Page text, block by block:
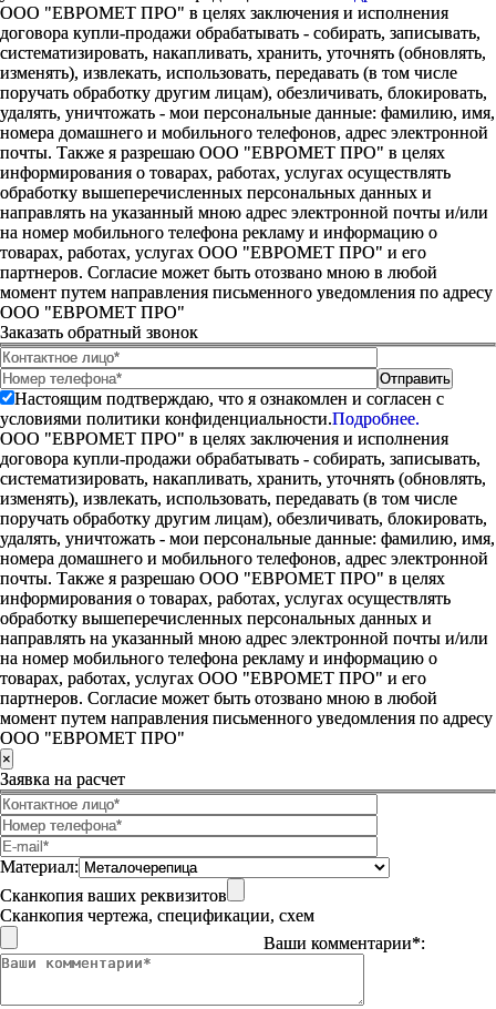
ООО "ЕВРОМЕТ ПРО" в целях заключения и исполнения
договора купли-продажи обрабатывать - собирать, записывать,
систематизировать, накапливать, хранить, уточнять (обновлять,
изменять), извлекать, использовать, передавать (в том числе
поручать обработку другим лицам), обезличивать, блокировать,
удалять, уничтожать - мои персональные данные: фамилию, имя,
номера домашнего и мобильного телефонов, адрес электронной
почты. Также я разрешаю ООО "ЕВРОМЕТ ПРО" в целях
информирования о товарах, работах, услугах осуществлять
обработку вышеперечисленных персональных данных и
направлять на указанный мною адрес электронной почты и/или
на номер мобильного телефона рекламу и информацию о
товарах, работах, услугах ООО "ЕВРОМЕТ ПРО" и его
партнеров. Согласие может быть отозвано мною в любой
момент путем направления письменного уведомления по адресу
ООО "ЕВРОМЕТ ПРО"
Заказать обратный звонок
Настоящим подтверждаю, что я ознакомлен и согласен с
условиями политики конфиденциальности.Подробнее.
ООО "ЕВРОМЕТ ПРО" в целях заключения и исполнения
договора купли-продажи обрабатывать - собирать, записывать,
систематизировать, накапливать, хранить, уточнять (обновлять,
изменять), извлекать, использовать, передавать (в том числе
поручать обработку другим лицам), обезличивать, блокировать,
удалять, уничтожать - мои персональные данные: фамилию, имя,
номера домашнего и мобильного телефонов, адрес электронной
почты. Также я разрешаю ООО "ЕВРОМЕТ ПРО" в целях
информирования о товарах, работах, услугах осуществлять
обработку вышеперечисленных персональных данных и
направлять на указанный мною адрес электронной почты и/или
на номер мобильного телефона рекламу и информацию о
товарах, работах, услугах ООО "ЕВРОМЕТ ПРО" и его
партнеров. Согласие может быть отозвано мною в любой
момент путем направления письменного уведомления по адресу
ООО "ЕВРОМЕТ ПРО"
×
Заявка на расчет
Материал:
Сканкопия ваших реквизитов
Сканкопия чертежа, спецификации, схем
Ваши комментарии*: